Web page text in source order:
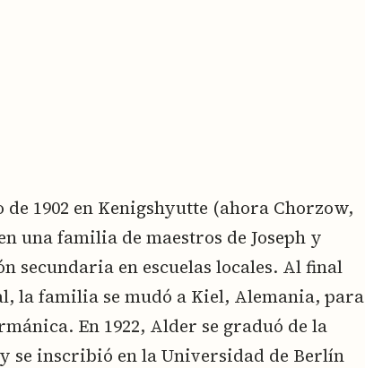
1902 en Kenigshyutte (ahora Chorzow,
una familia de maestros de Joseph y
secundaria en escuelas locales. Al final
la familia se mudó a Kiel, Alemania, para
En 1922, Alder se graduó de la
se inscribió en la Universidad de Berlín